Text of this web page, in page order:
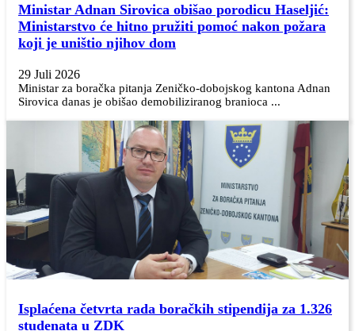
Ministar Adnan Sirovica obišao porodicu Haseljić:
Ministarstvo će hitno pružiti pomoć nakon požara
koji je uništio njihov dom
29 Juli 2026
Ministar za boračka pitanja Zeničko-dobojskog kantona Adnan
Sirovica danas je obišao demobiliziranog branioca ...
Isplaćena četvrta rada boračkih stipendija za 1.326
studenata u ZDK